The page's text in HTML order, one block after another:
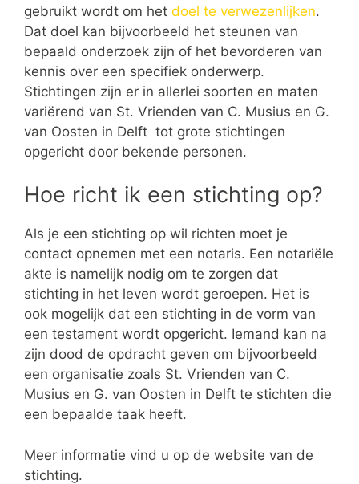
gebruikt wordt om het doel te verwezenlijken.
Dat doel kan bijvoorbeeld het steunen van
bepaald onderzoek zijn of het bevorderen van
kennis over een specifiek onderwerp.
Stichtingen zijn er in allerlei soorten en maten
variërend van St. Vrienden van C. Musius en G.
van Oosten in Delft tot grote stichtingen
opgericht door bekende personen.
Hoe richt ik een stichting op?
Als je een stichting op wil richten moet je
contact opnemen met een notaris. Een notariële
akte is namelijk nodig om te zorgen dat
stichting in het leven wordt geroepen. Het is
ook mogelijk dat een stichting in de vorm van
een testament wordt opgericht. Iemand kan na
zijn dood de opdracht geven om bijvoorbeeld
een organisatie zoals St. Vrienden van C.
Musius en G. van Oosten in Delft te stichten die
een bepaalde taak heeft.
Meer informatie vind u op de website van de
stichting.